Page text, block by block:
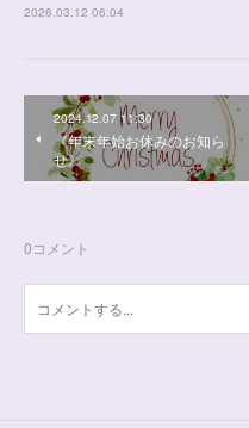
2026.03.12 06:04
2024.12.07 11:30
《年末年始お休みのお知ら
せ》
0コメント